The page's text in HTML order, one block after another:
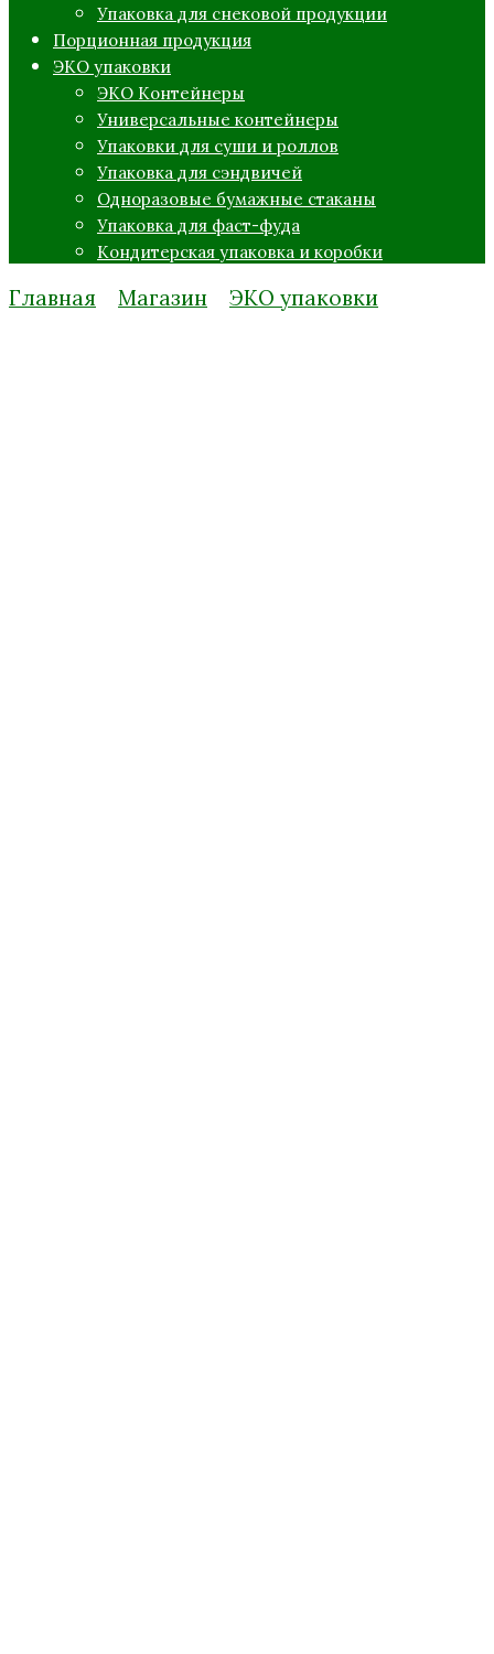
Упаковка для снековой продукции
Порционная продукция
ЭКО упаковки
ЭКО Контейнеры
Универсальные контейнеры
Упаковки для суши и роллов
Упаковка для сэндвичей
Одноразовые бумажные стаканы
Упаковка для фаст-фуда
Кондитерская упаковка и коробки
Главная Магазин ЭКО упаковки